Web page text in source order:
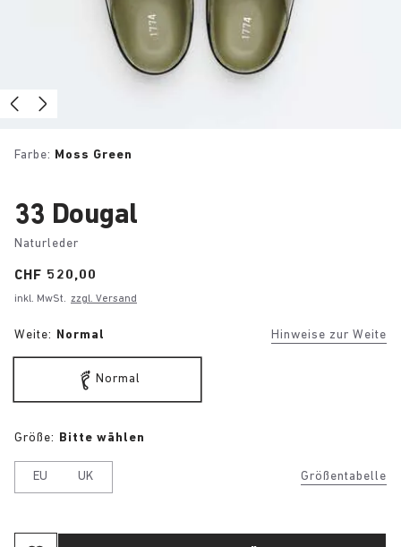
Farbe: Moss Green
33 Dougal
Naturleder
Price:
CHF 520,00
inkl. MwSt. zzgl. Versand
Weite: Normal Hinweise zur Weite
Normal
Größentabelle
Größe: Bitte wählen
EU UK